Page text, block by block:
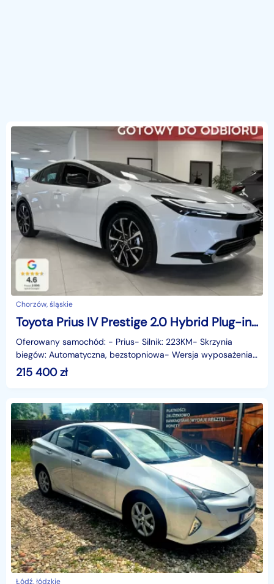
Chorzów, śląskie
Toyota Prius IV Prestige 2.0 Hybrid Plug-in Prestige 2.0 Hybrid Plug-in 223KM | Podgrzewane
Oferowany samochód: - Prius- Silnik: 223KM- Skrzynia
biegów: Automatyczna, bezstopniowa- Wersja wyposażenia:
215 400zł
Łódź, łódzkie